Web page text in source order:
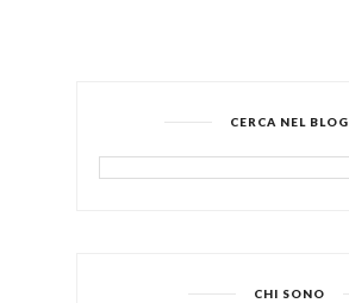
CERCA NEL BLOG
CHI SONO